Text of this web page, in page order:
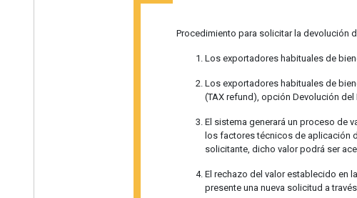
Procedimiento para solicitar la devolución
Los exportadores habituales de
Los exportadores habituales de
(TAX refund), opción Devolución
El sistema generará un proceso de
los factores técnicos de aplicación
solicitante, dicho valor podrá ser
El rechazo del valor establecido en
presente una nueva solicitud a